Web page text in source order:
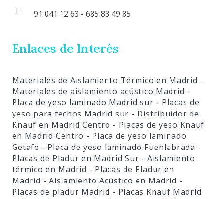
91 041 12 63 - 685 83 49 85
Enlaces de Interés
Materiales de Aislamiento Térmico en Madrid -
Materiales de aislamiento acústico Madrid -
Placa de yeso laminado Madrid sur - Placas de
yeso para techos Madrid sur - Distribuidor de
Knauf en Madrid Centro - Placas de yeso Knauf
en Madrid Centro - Placa de yeso laminado
Getafe - Placa de yeso laminado Fuenlabrada -
Placas de Pladur en Madrid Sur - Aislamiento
térmico en Madrid - Placas de Pladur en
Madrid - Aislamiento Acústico en Madrid -
Placas de pladur Madrid - Placas Knauf Madrid